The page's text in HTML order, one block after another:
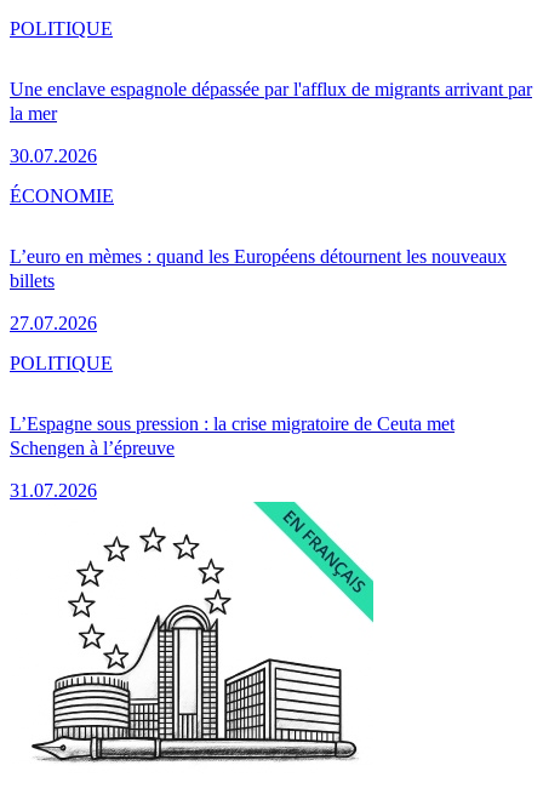
Une enclave espagnole dépassée par l'afflux de migrants arrivant par
la mer
30.07.2026
POLITIQUE
L’euro en mèmes : quand les Européens détournent les nouveaux
billets
27.07.2026
ÉCONOMIE
L’Espagne sous pression : la crise migratoire de Ceuta met
Schengen à l’épreuve
31.07.2026
POLITIQUE